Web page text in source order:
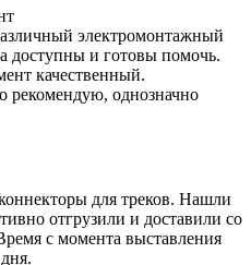
электромонтажный
доступны и готовы помочь.
качественный.
однозначно
для треков. Нашли
отгрузили и доставили со
с момента выставления